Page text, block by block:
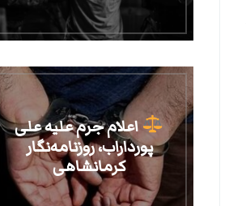
اعلام جرم علیه علی
پورداراب، روزنامه‌نگار
کرمانشاهی